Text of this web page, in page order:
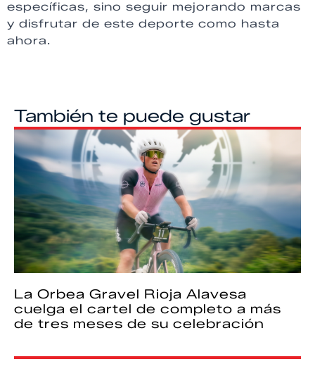
específicas, sino seguir mejorando marcas
y disfrutar de este deporte como hasta
ahora.
También te puede gustar
La Orbea Gravel Rioja Alavesa
cuelga el cartel de completo a más
de tres meses de su celebración